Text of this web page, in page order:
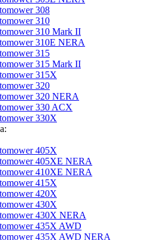
308
310
310 Mark II
310E NERA
315
315 Mark II
315X
320
320 NERA
330 ACX
330X
405X
405XE NERA
410XE NERA
415X
420X
430X
430X NERA
435X AWD
435X AWD NERA